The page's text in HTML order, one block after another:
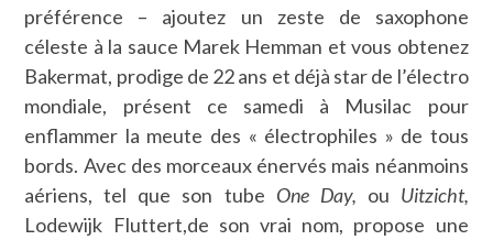
préférence – ajoutez un zeste de saxophone
céleste à la sauce Marek Hemman et vous obtenez
Bakermat, prodige de 22 ans et déjà star de l’électro
mondiale, présent ce samedi à Musilac pour
enflammer la meute des « électrophiles » de tous
bords. Avec des morceaux énervés mais néanmoins
aériens, tel que son tube One Day, ou Uitzicht,
Lodewijk Fluttert,de son vrai nom, propose une